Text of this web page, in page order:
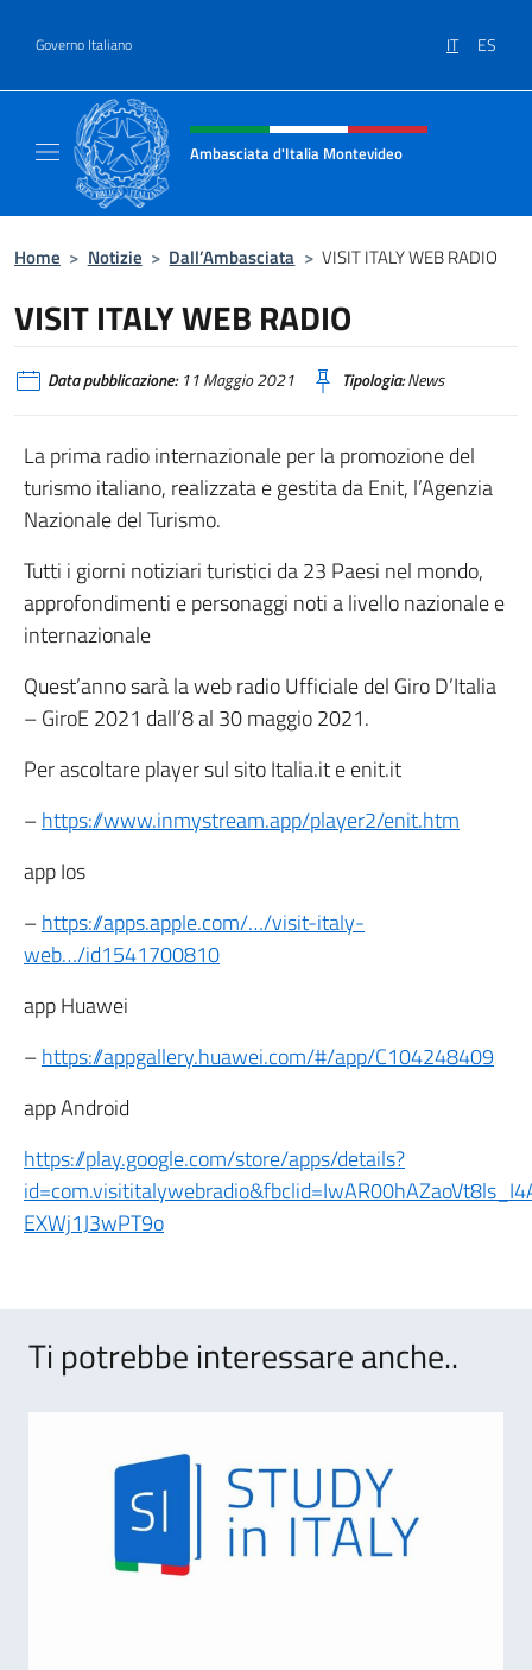
Governo Italiano IT ES
Intestazione sito, social e menù
Ambasciata d'Italia Montevideo
Home > Notizie > Dall’Ambasciata > VISIT ITALY WEB RADIO
VISIT ITALY WEB RADIO
Data pubblicazione:11 Maggio 2021 Tipologia:News
La prima radio internazionale per la promozione del
turismo italiano, realizzata e gestita da Enit, l’Agenzia
Nazionale del Turismo.
Tutti i giorni notiziari turistici da 23 Paesi nel mondo,
approfondimenti e personaggi noti a livello nazionale e
internazionale
Quest’anno sarà la web radio Ufficiale del Giro D’Italia
– GiroE 2021 dall’8 al 30 maggio 2021.
Per ascoltare player sul sito Italia.it e enit.it
–https://www.inmystream.app/player2/enit.htm
app Ios
–https://apps.apple.com/…/visit-italy-
web…/id1541700810
app Huawei
–https://appgallery.huawei.com/#/app/C104248409
app Android
https://play.google.com/store/apps/details?
EXWj1J3wPT9o
Ti potrebbe interessare anche..